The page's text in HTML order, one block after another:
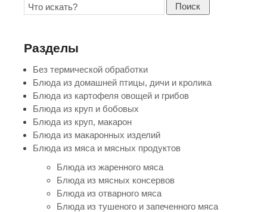
Поиск
Разделы
Без термической обработки
Блюда из домашней птицы, дичи и кролика
Блюда из картофеля овощей и грибов
Блюда из круп и бобовых
Блюда из круп, макарон
Блюда из макаронных изделий
Блюда из мяса и мясных продуктов
Блюда из жаренного мяса
Блюда из мясных консервов
Блюда из отварного мяса
Блюда из тушеного и запеченного мяса